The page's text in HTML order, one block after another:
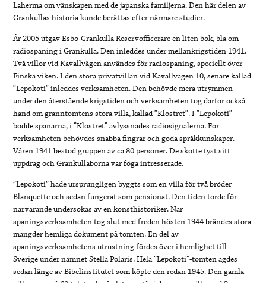
Laherma om vänskapen med de japanska familjerna. Den här delen av
Grankullas historia kunde berättas efter närmare studier.
År 2005 utgav Esbo-Grankulla Reservofficerare en liten bok, bla om
radiospaning i Grankulla. Den inleddes under mellankrigstiden 1941.
Två villor vid Kavallvägen användes för radiospaning, speciellt över
Finska viken. I den stora privatvillan vid Kavallvägen 10, senare kallad
”Lepokoti” inleddes verksamheten. Den behövde mera utrymmen
under den återstående krigstiden och verksamheten tog därför också
hand om granntomtens stora villa, kallad ”Klostret”. I ”Lepokoti”
bodde spanarna, i ”Klostret” avlyssnades radiosignalerna. För
verksamheten behövdes snabba fingrar och goda språkkunskaper.
Våren 1941 bestod gruppen av ca 80 personer. De skötte tyst sitt
uppdrag och Grankullaborna var föga intresserade.
”Lepokoti” hade ursprungligen byggts som en villa för två bröder
Blanquette och sedan fungerat som pensionat. Den tiden torde för
närvarande undersökas av en konsthistoriker. När
spaningsverksamheten tog slut med freden hösten 1944 brändes stora
mängder hemliga dokument på tomten. En del av
spaningsverksamhetens utrustning fördes över i hemlighet till
Sverige under namnet Stella Polaris. Hela ”Lepokoti”-tomten ägdes
sedan länge av Bibelinstitutet som köpte den redan 1945. Den gamla